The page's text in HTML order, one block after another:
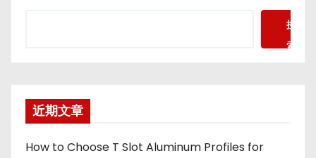
搜
索
近期文章
How to Choose T Slot Aluminum Profiles for